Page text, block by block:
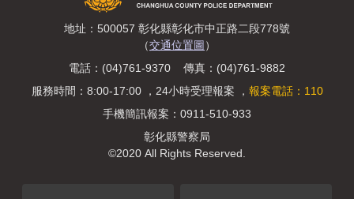
地址：500057 彰化縣彰化市中正路二段778號
（交通位置圖 ）
電話：(04)761-9370 傳真：(04)761-9882
服務時間：8:00-17:00 ，24小時受理報案 ， 報案電話：110
手機簡訊報案：0911-510-933
彰化縣警察局
©2020 All Rights Reserved.